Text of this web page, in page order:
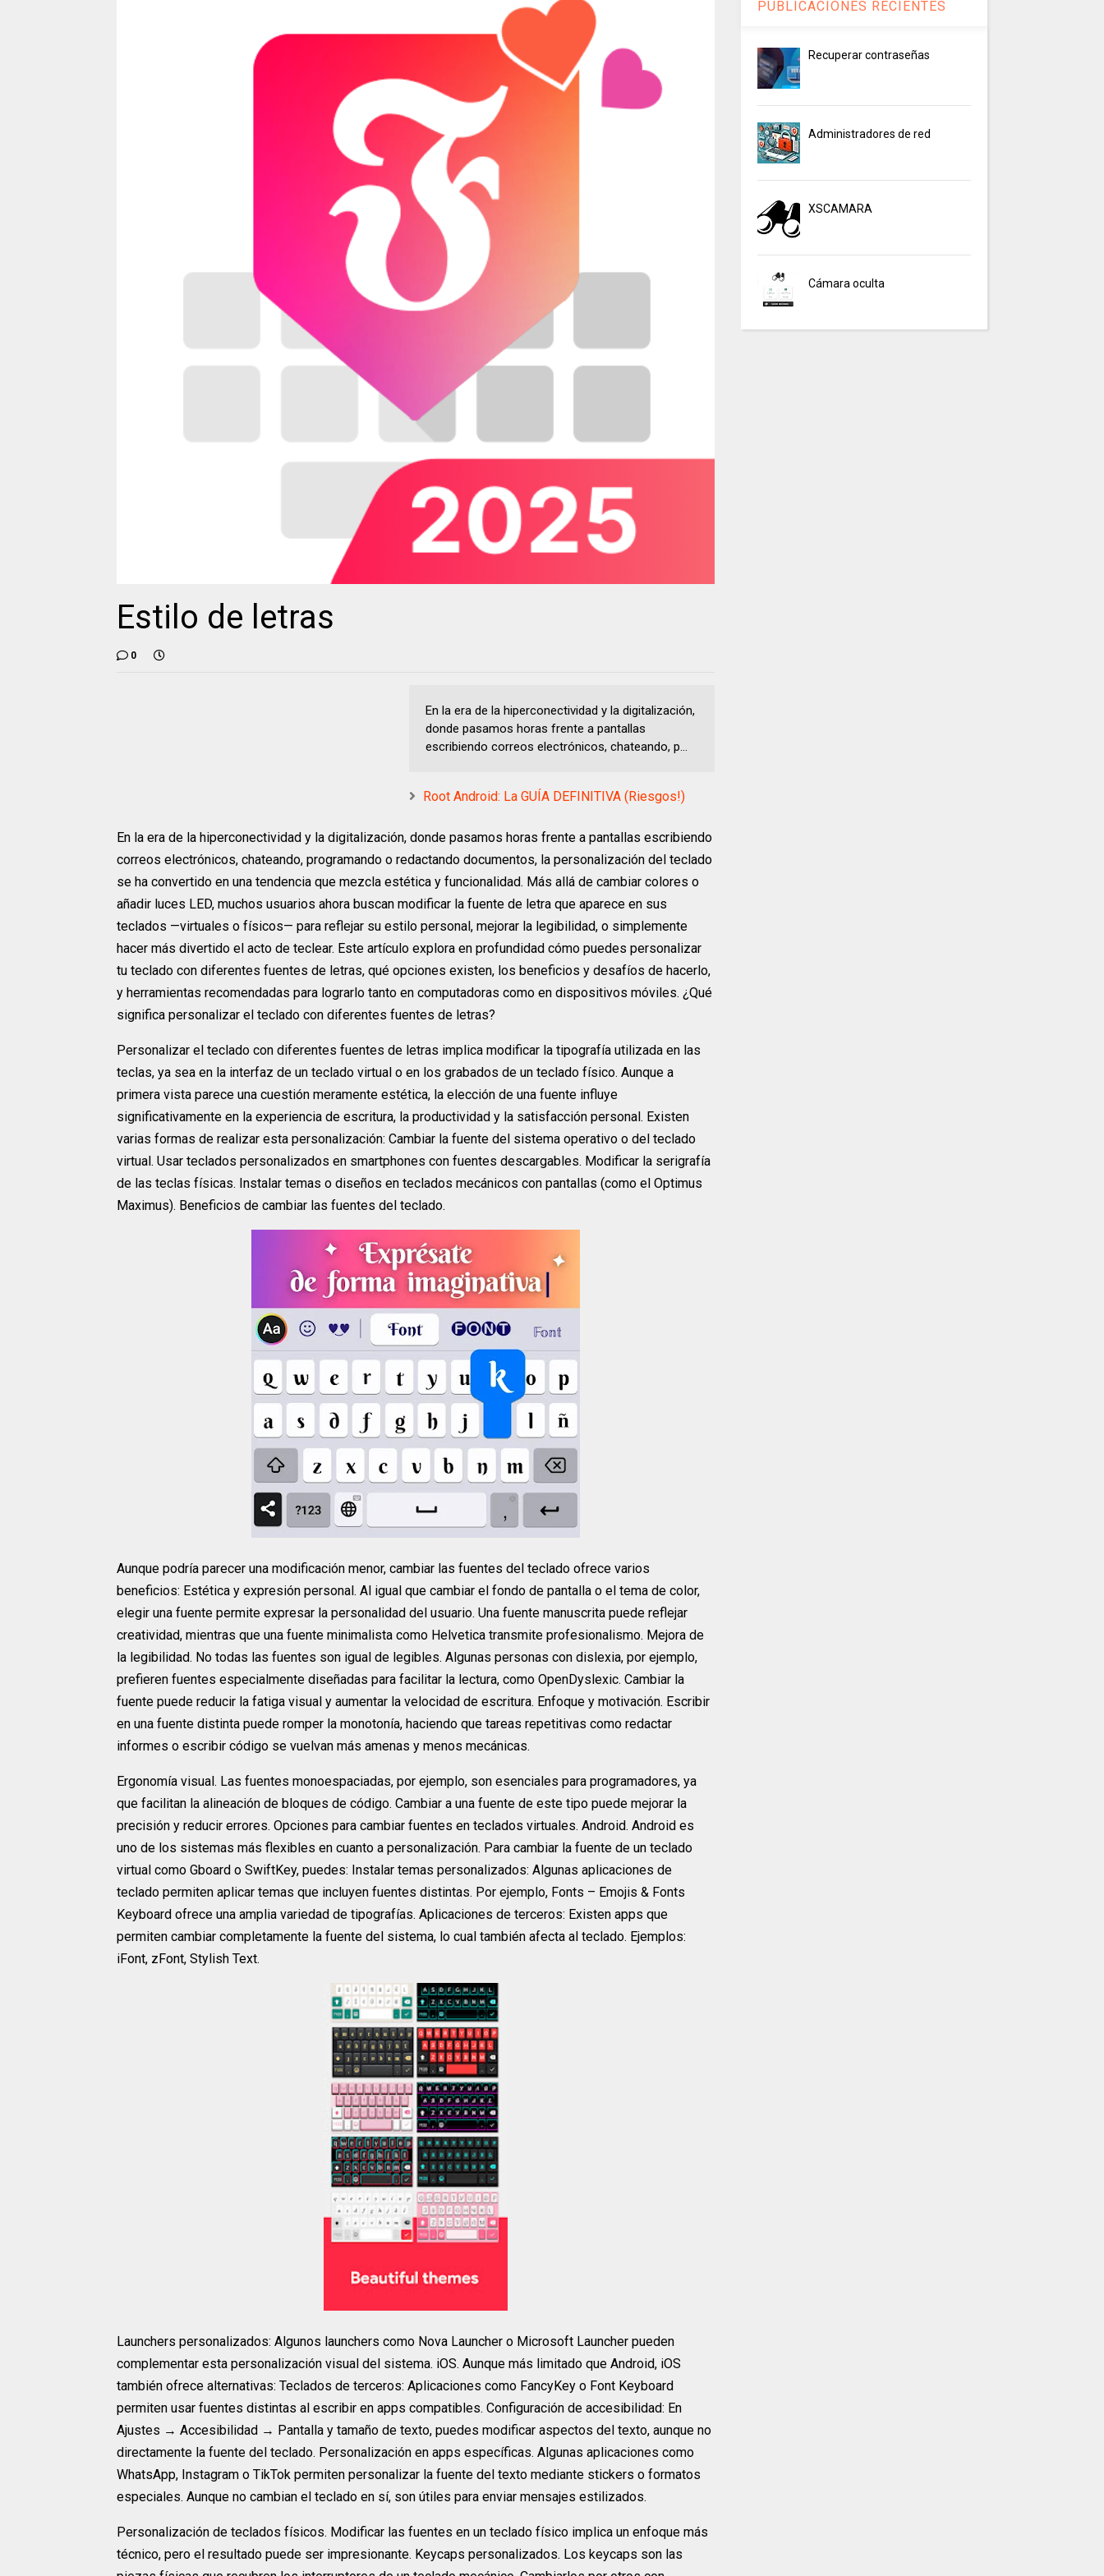
Estilo de letras
0
En la era de la hiperconectividad y la digitalización,
donde pasamos horas frente a pantallas
escribiendo correos electrónicos, chateando, p...
Root Android: La GUÍA DEFINITIVA (Riesgos!)
En la era de la hiperconectividad y la digitalización, donde pasamos horas frente a pantallas escribiendo
correos electrónicos, chateando, programando o redactando documentos, la personalización del teclado
se ha convertido en una tendencia que mezcla estética y funcionalidad. Más allá de cambiar colores o
añadir luces LED, muchos usuarios ahora buscan modificar la fuente de letra que aparece en sus
teclados —virtuales o físicos— para reflejar su estilo personal, mejorar la legibilidad, o simplemente
hacer más divertido el acto de teclear. Este artículo explora en profundidad cómo puedes personalizar
tu teclado con diferentes fuentes de letras, qué opciones existen, los beneficios y desafíos de hacerlo,
y herramientas recomendadas para lograrlo tanto en computadoras como en dispositivos móviles. ¿Qué
significa personalizar el teclado con diferentes fuentes de letras?
Personalizar el teclado con diferentes fuentes de letras implica modificar la tipografía utilizada en las
teclas, ya sea en la interfaz de un teclado virtual o en los grabados de un teclado físico. Aunque a
primera vista parece una cuestión meramente estética, la elección de una fuente influye
significativamente en la experiencia de escritura, la productividad y la satisfacción personal. Existen
varias formas de realizar esta personalización: Cambiar la fuente del sistema operativo o del teclado
virtual. Usar teclados personalizados en smartphones con fuentes descargables. Modificar la serigrafía
de las teclas físicas. Instalar temas o diseños en teclados mecánicos con pantallas (como el Optimus
Maximus). Beneficios de cambiar las fuentes del teclado.
Aunque podría parecer una modificación menor, cambiar las fuentes del teclado ofrece varios
beneficios: Estética y expresión personal. Al igual que cambiar el fondo de pantalla o el tema de color,
elegir una fuente permite expresar la personalidad del usuario. Una fuente manuscrita puede reflejar
creatividad, mientras que una fuente minimalista como Helvetica transmite profesionalismo. Mejora de
la legibilidad. No todas las fuentes son igual de legibles. Algunas personas con dislexia, por ejemplo,
prefieren fuentes especialmente diseñadas para facilitar la lectura, como OpenDyslexic. Cambiar la
fuente puede reducir la fatiga visual y aumentar la velocidad de escritura. Enfoque y motivación. Escribir
en una fuente distinta puede romper la monotonía, haciendo que tareas repetitivas como redactar
informes o escribir código se vuelvan más amenas y menos mecánicas.
Ergonomía visual. Las fuentes monoespaciadas, por ejemplo, son esenciales para programadores, ya
que facilitan la alineación de bloques de código. Cambiar a una fuente de este tipo puede mejorar la
precisión y reducir errores. Opciones para cambiar fuentes en teclados virtuales. Android. Android es
uno de los sistemas más flexibles en cuanto a personalización. Para cambiar la fuente de un teclado
virtual como Gboard o SwiftKey, puedes: Instalar temas personalizados: Algunas aplicaciones de
teclado permiten aplicar temas que incluyen fuentes distintas. Por ejemplo, Fonts – Emojis & Fonts
Keyboard ofrece una amplia variedad de tipografías. Aplicaciones de terceros: Existen apps que
permiten cambiar completamente la fuente del sistema, lo cual también afecta al teclado. Ejemplos:
iFont, zFont, Stylish Text.
Launchers personalizados: Algunos launchers como Nova Launcher o Microsoft Launcher pueden
complementar esta personalización visual del sistema. iOS. Aunque más limitado que Android, iOS
también ofrece alternativas: Teclados de terceros: Aplicaciones como FancyKey o Font Keyboard
permiten usar fuentes distintas al escribir en apps compatibles. Configuración de accesibilidad: En
Ajustes → Accesibilidad → Pantalla y tamaño de texto, puedes modificar aspectos del texto, aunque no
directamente la fuente del teclado. Personalización en apps específicas. Algunas aplicaciones como
WhatsApp, Instagram o TikTok permiten personalizar la fuente del texto mediante stickers o formatos
especiales. Aunque no cambian el teclado en sí, son útiles para enviar mensajes estilizados.
Personalización de teclados físicos. Modificar las fuentes en un teclado físico implica un enfoque más
técnico, pero el resultado puede ser impresionante. Keycaps personalizados. Los keycaps son las
PUBLICACIONES RECIENTES
Recuperar contraseñas
Administradores de red
XSCAMARA
Cámara oculta